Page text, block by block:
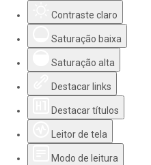
Contraste claro
Saturação baixa
Saturação alta
Destacar links
Destacar títulos
Leitor de tela
Modo de leitura